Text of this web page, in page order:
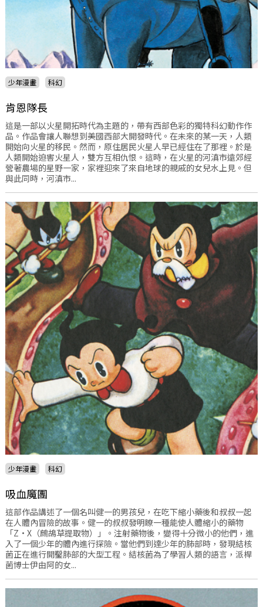
少年漫畫 科幻
肯恩隊長
這是一部以火星開拓時代為主題的，帶有西部色彩的獨特科幻動作作
品。作品會讓人聯想到美國西部大開發時代。在未來的某一天，人類
開始向火星的移民。然而，原住居民火星人早已經住在了那裡。於是
人類開始迫害火星人，雙方互相仇恨。這時，在火星的河滇市遠郊經
營著農場的星野一家，家裡迎來了來自地球的親戚的女兒水上見。但
與此同時，河滇市...
少年漫畫 科幻
吸血魔團
這部作品講述了一個名叫健一的男孩兒，在吃下縮小藥後和叔叔一起
在人體內冒險的故事。健一的叔叔發明瞭一種能使人體縮小的藥物
「Z·X（鷓鴣草提取物）」。注射藥物後，變得十分微小的他們，進
入了一個少年的體內進行探險。當他們到達少年的肺部時，發現結核
菌正在進行開鑿肺部的大型工程。結核菌為了學習人類的語言，派桿
菌博士伊由阿的女...